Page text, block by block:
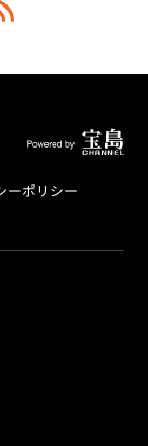
ーポリシー